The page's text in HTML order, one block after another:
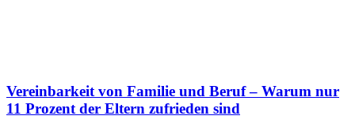
Vereinbarkeit von Familie und Beruf – Warum nur
11 Prozent der Eltern zufrieden sind